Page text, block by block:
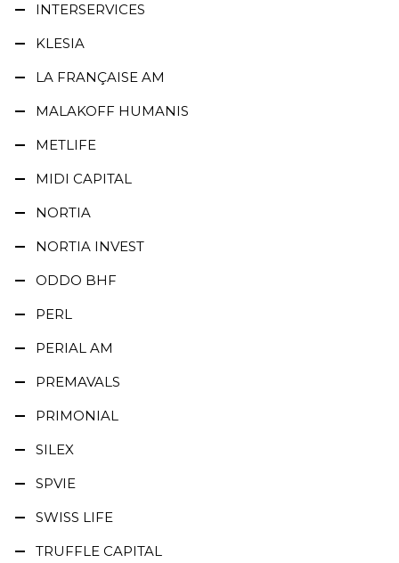
INTERSERVICES
KLESIA
LA FRANÇAISE AM
MALAKOFF HUMANIS
METLIFE
MIDI CAPITAL
NORTIA
NORTIA INVEST
ODDO BHF
PERL
PERIAL AM
PREMAVALS
PRIMONIAL
SILEX
SPVIE
SWISS LIFE
TRUFFLE CAPITAL